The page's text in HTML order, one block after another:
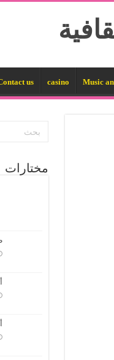
Music
casino
us
مختارات